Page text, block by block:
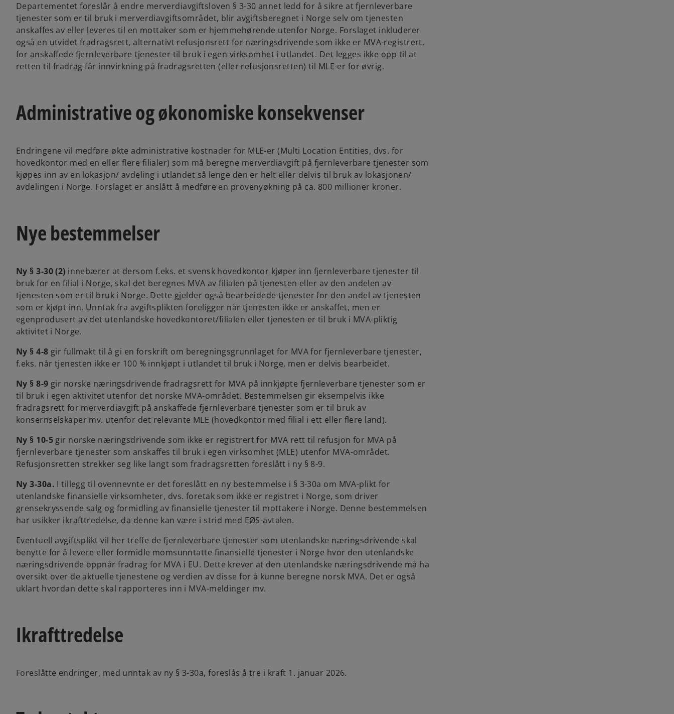
Departementet foreslår å endre merverdiavgiftsloven § 3-30 annet ledd for å sikre at fjernleverbare
tjenester som er til bruk i merverdiavgiftsområdet, blir avgiftsberegnet i Norge selv om tjenesten
anskaffes av eller leveres til en mottaker som er hjemmehørende utenfor Norge. Forslaget inkluderer
også en utvidet fradragsrett, alternativt refusjonsrett for næringsdrivende som ikke er MVA-registrert,
for anskaffede fjernleverbare tjenester til bruk i egen virksomhet i utlandet. Det legges ikke opp til at
retten til fradrag får innvirkning på fradragsretten (eller refusjonsretten) til MLE-er for øvrig.
Administrative og økonomiske konsekvenser
Endringene vil medføre økte administrative kostnader for MLE-er (Multi Location Entities, dvs. for
hovedkontor med en eller flere filialer) som må beregne merverdiavgift på fjernleverbare tjenester som
kjøpes inn av en lokasjon/ avdeling i utlandet så lenge den er helt eller delvis til bruk av lokasjonen/
avdelingen i Norge. Forslaget er anslått å medføre en provenyøkning på ca. 800 millioner kroner.
Nye bestemmelser
Ny § 3-30 (2) innebærer at dersom f.eks. et svensk hovedkontor kjøper inn fjernleverbare tjenester til
bruk for en filial i Norge, skal det beregnes MVA av filialen på tjenesten eller av den andelen av
tjenesten som er til bruk i Norge. Dette gjelder også bearbeidede tjenester for den andel av tjenesten
som er kjøpt inn. Unntak fra avgiftsplikten foreligger når tjenesten ikke er anskaffet, men er
egenprodusert av det utenlandske hovedkontoret/filialen eller tjenesten er til bruk i MVA-pliktig
aktivitet i Norge.
Ny § 4-8 gir fullmakt til å gi en forskrift om beregningsgrunnlaget for MVA for fjernleverbare tjenester,
f.eks. når tjenesten ikke er 100 % innkjøpt i utlandet til bruk i Norge, men er delvis bearbeidet.
Ny § 8-9 gir norske næringsdrivende fradragsrett for MVA på innkjøpte fjernleverbare tjenester som er
til bruk i egen aktivitet utenfor det norske MVA-området. Bestemmelsen gir eksempelvis ikke
fradragsrett for merverdiavgift på anskaffede fjernleverbare tjenester som er til bruk av
konsernselskaper mv. utenfor det relevante MLE (hovedkontor med filial i ett eller flere land).
Ny § 10-5gir norske næringsdrivende som ikke er registrert for MVA rett til refusjon for MVA på
fjernleverbare tjenester som anskaffes til bruk i egen virksomhet (MLE) utenfor MVA-området.
Refusjonsretten strekker seg like langt som fradragsretten foreslått i ny § 8-9.
Ny 3-30a. I tillegg til ovennevnte er det foreslått en ny bestemmelse i § 3-30a om MVA-plikt for
utenlandske finansielle virksomheter, dvs. foretak som ikke er registret i Norge, som driver
grensekryssende salg og formidling av finansielle tjenester til mottakere i Norge. Denne bestemmelsen
har usikker ikrafttredelse, da denne kan være i strid med EØS-avtalen.
Eventuell avgiftsplikt vil her treffe de fjernleverbare tjenester som utenlandske næringsdrivende skal
benytte for å levere eller formidle momsunntatte finansielle tjenester i Norge hvor den utenlandske
næringsdrivende oppnår fradrag for MVA i EU. Dette krever at den utenlandske næringsdrivende må ha
oversikt over de aktuelle tjenestene og verdien av disse for å kunne beregne norsk MVA. Det er også
uklart hvordan dette skal rapporteres inn i MVA-meldinger mv.
Ikrafttredelse
Foreslåtte endringer, med unntak av ny § 3-30a, foreslås å tre i kraft 1. januar 2026.